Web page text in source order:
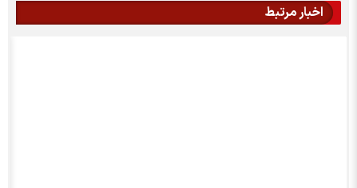
اخبار مرتبط